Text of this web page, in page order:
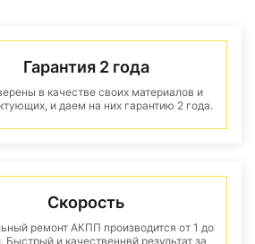
Гарантия 2 года
в качестве своих материалов и
и даем на них гарантию 2 года.
Скорость
ремонт АКПП производится от 1 до
Быстрый и качественнвй результат за